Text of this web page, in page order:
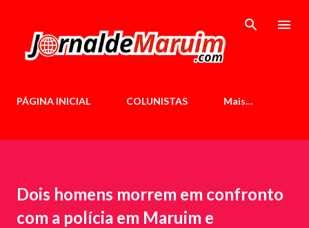
PÁGINA INICIAL COLUNISTAS Mais…
Dois homens morrem em confronto
com a polícia em Maruim e